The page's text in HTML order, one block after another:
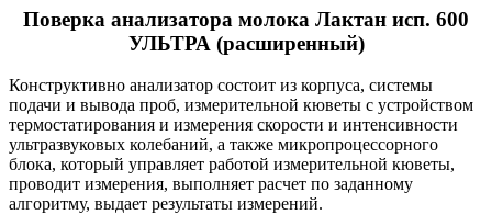
Поверка анализатора молока Лактан исп. 600
УЛЬТРА (расширенный)
Конструктивно анализатор состоит из корпуса, системы
подачи и вывода проб, измерительной кюветы с устройством
термостатирования и измерения скорости и интенсивности
ультразвуковых колебаний, а также микропроцессорного
блока, который управляет работой измерительной кюветы,
проводит измерения, выполняет расчет по заданному
алгоритму, выдает результаты измерений.